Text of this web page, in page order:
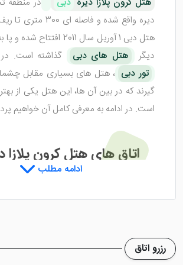
دیره واقع شده و فاصله
هتل دبی 1 آوریل سال 2011
دیگر
هتل های دبی
گذاشته است.
تور دبی ، هتل های بسیاری مقابل
گیرند که در بین آن ها، این هتل یکی از
است. در ادامه به معرفی کامل آن خواهیم
اتاق های هتل کرون پلازا
آرامش بخش را برای اقامت فراهم می
ادامه مطلب
رزرو اتاق